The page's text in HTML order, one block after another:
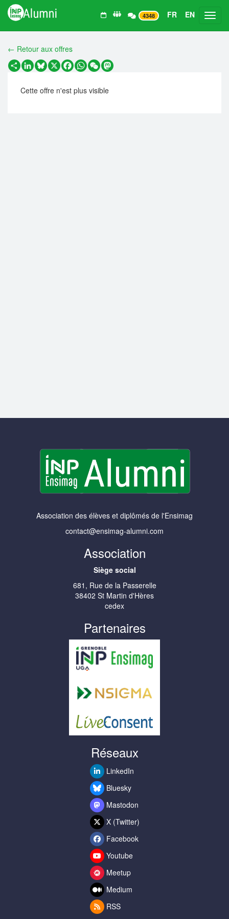
4348 FR EN
← Retour aux offres
PartagerLinkedIn
Bluesky
X Facebook
WhatsApp
WeChatMastodon
Cette offre n'est plus visible
Association des élèves et diplômés de l'Ensimag
contact@ensimag-alumni.com
Association
Siège social
681, Rue de la Passerelle
38402 St Martin d'Hères
cedex
Partenaires
Réseaux
LinkedIn
Bluesky
Mastodon
X (Twitter)
Facebook
Youtube
Meetup
Medium
RSS